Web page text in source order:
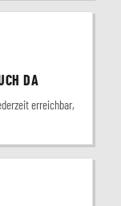
DA
erreichbar,